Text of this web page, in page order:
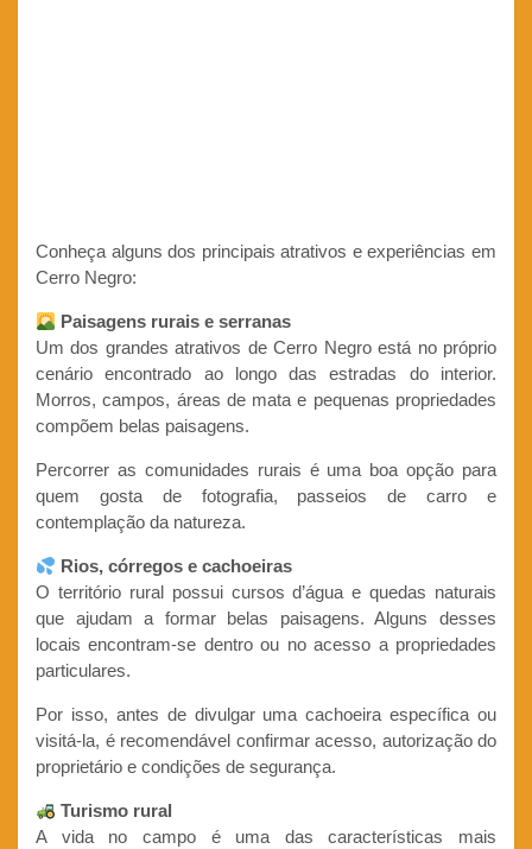
Conheça alguns dos principais atrativos e experiências em
Cerro Negro:
Paisagens rurais e serranas
Um dos grandes atrativos de Cerro Negro está no próprio
cenário encontrado ao longo das estradas do interior.
Morros, campos, áreas de mata e pequenas propriedades
compõem belas paisagens.
Percorrer as comunidades rurais é uma boa opção para
quem gosta de fotografia, passeios de carro e
contemplação da natureza.
Rios, córregos e cachoeiras
O território rural possui cursos d’água e quedas naturais
que ajudam a formar belas paisagens. Alguns desses
locais encontram-se dentro ou no acesso a propriedades
particulares.
Por isso, antes de divulgar uma cachoeira específica ou
visitá-la, é recomendável confirmar acesso, autorização do
proprietário e condições de segurança.
Turismo rural
A vida no campo é uma das características mais